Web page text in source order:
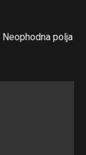
Neophodna polja